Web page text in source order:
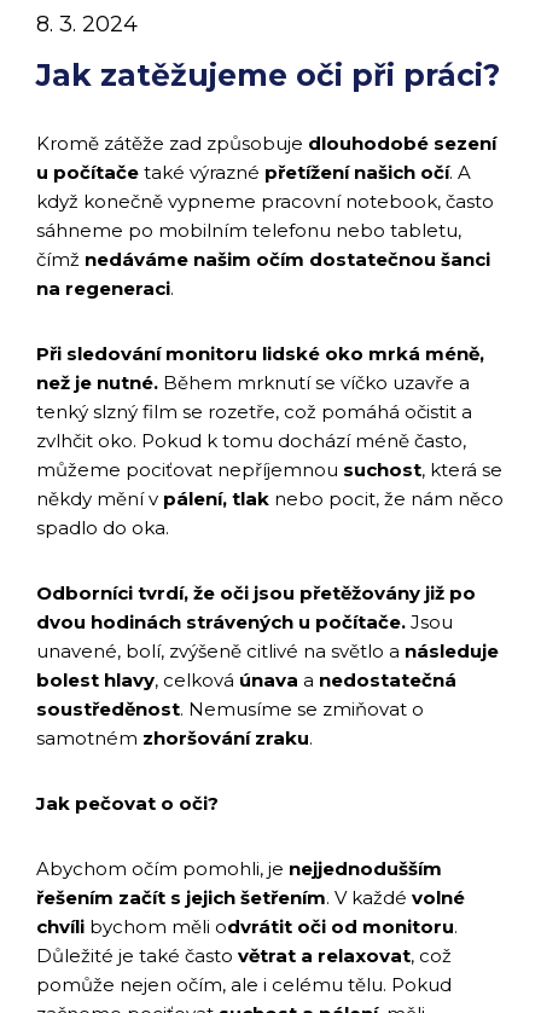
Jak zatěžujeme oči při práci?
8. 3. 2024
Kromě zátěže zad způsobuje dlouhodobé sezení
u počítače také výrazné přetížení našich očí. A
když konečně vypneme pracovní notebook, často
sáhneme po mobilním telefonu nebo tabletu,
čímž nedáváme našim očím dostatečnou šanci
na regeneraci.
Při sledování monitoru lidské oko mrká méně,
než je nutné. Během mrknutí se víčko uzavře a
tenký slzný film se rozetře, což pomáhá očistit a
zvlhčit oko. Pokud k tomu dochází méně často,
můžeme pociťovat nepříjemnou suchost, která se
někdy mění v pálení, tlak nebo pocit, že nám něco
spadlo do oka.
Odborníci tvrdí, že oči jsou přetěžovány již po
dvou hodinách strávených u počítače. Jsou
unavené, bolí, zvýšeně citlivé na světlo a následuje
bolest hlavy, celková únava a nedostatečná
soustředěnost. Nemusíme se zmiňovat o
samotném zhoršování zraku.
Jak pečovat o oči?
Abychom očím pomohli, je nejjednodušším
řešením začít s jejich šetřením. V každé volné
chvíli bychom měli odvrátit oči od monitoru.
Důležité je také často větrat a relaxovat, což
pomůže nejen očím, ale i celému tělu. Pokud